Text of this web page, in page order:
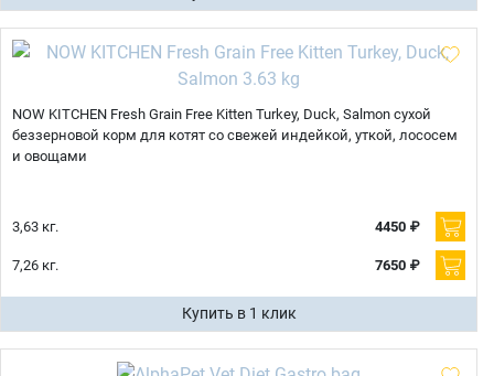
NOW KITCHEN Fresh Grain Free Kitten Turkey, Duck, Salmon сухой
беззерновой корм для котят со свежей индейкой, уткой, лососем
и овощами
3,63 кг. 4450 ₽
7,26 кг. 7650 ₽
Купить в 1 клик